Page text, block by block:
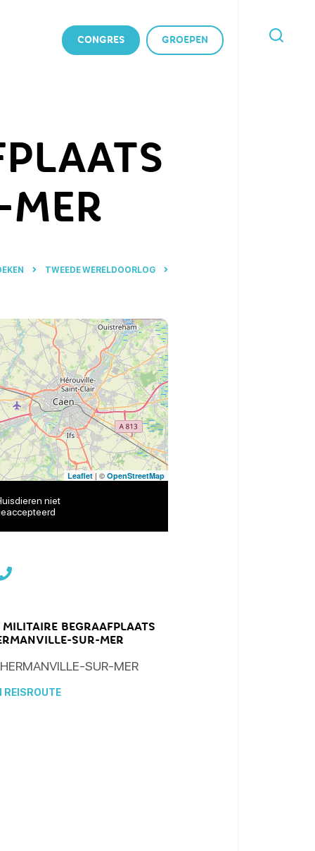
CONGRES GROEPEN
TWEEDE WERELDOORLOG
Leaflet| ©OpenStreetMap
niet
MILITAIRE BEGRAAFPLAATS
SUR-MER
HERMANVILLE-SUR-MER
REISROUTE